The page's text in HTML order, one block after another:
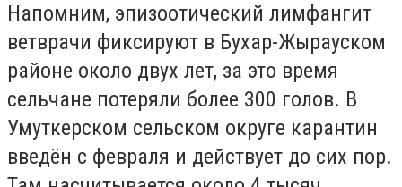
Напомним, эпизоотический лимфангит
ветврачи фиксируют в Бухар-Жырауском
районе около двух лет, за это время
сельчане потеряли более 300 голов. В
Умуткерском сельском округе карантин
введён с февраля и действует до сих пор.